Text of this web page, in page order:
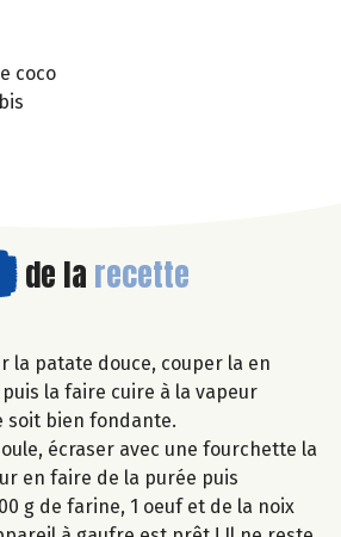
coco
de la recette
la patate douce, couper la en
la faire cuire à la vapeur
soit bien fondante.
écraser avec une fourchette la
en faire de la purée puis
g de farine, 1 oeuf et de la noix